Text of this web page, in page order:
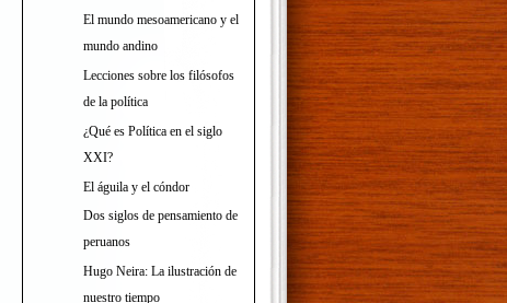
El mundo mesoamericano y el
mundo andino
Lecciones sobre los filósofos
de la política
¿Qué es Política en el siglo
XXI?
El águila y el cóndor
Dos siglos de pensamiento de
peruanos
Hugo Neira: La ilustración de
nuestro tiempo